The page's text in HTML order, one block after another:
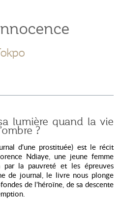
lumière quand la vie
?
d'une prostituée) est le récit
Ndiaye, une jeune femme
la pauvreté et les épreuves
de journal, le livre nous plonge
de l'héroïne, de sa descente